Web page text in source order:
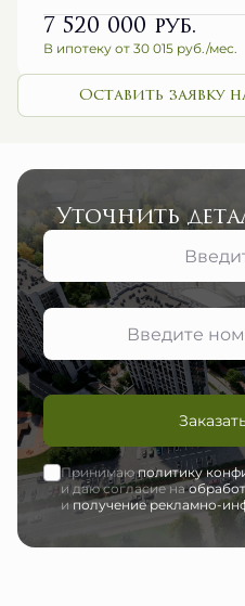
7 520 000руб.
В ипотеку от 30 015 руб./мес.
Оставить заявку
Уточнить
Принимаюполитику
и даю согласие на
иполучение рекламно-